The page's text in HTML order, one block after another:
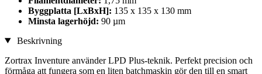
Byggplatta [LxBxH]: 135 x 135 x 130 mm
Minsta lagerhöjd: 90 µm
Beskrivning
Zortrax Inventure använder LPD Plus-teknik. Perfekt precision och
förmåga att fungera som en liten batchmaskin gör den till en smart